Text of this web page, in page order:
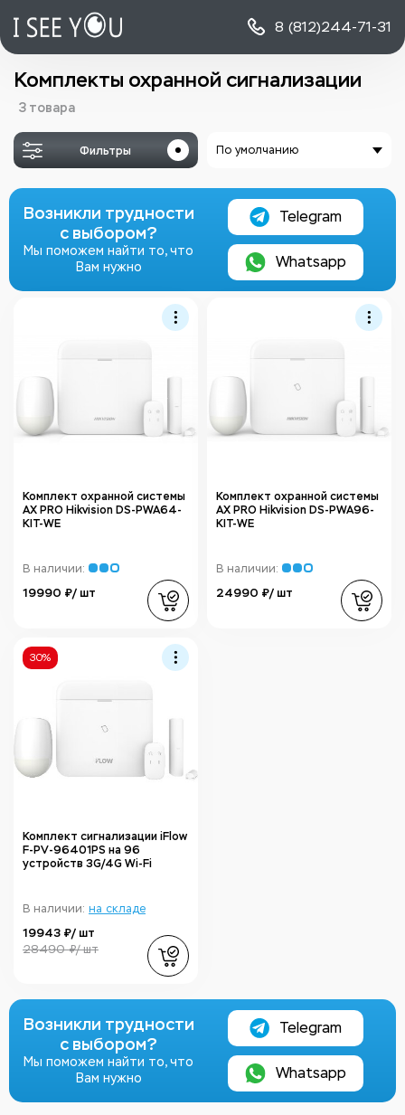
8 (812)244-71-31
Комплекты охранной сигнализации
3 товара
Фильтры По умолчанию
Возникли трудности
с выбором?
Мы поможем найти то, что
Вам нужно
Telegram
Whatsapp
Комплект охранной системы
AX PRO Hikvision DS-PWA64-
KIT-WE
В наличии:
19990 ₽/ шт
Комплект охранной системы
AX PRO Hikvision DS-PWA96-
KIT-WE
В наличии:
24990 ₽/ шт
30%
Комплект сигнализации iFlow
F-PV-96401PS на 96
устройств 3G/4G Wi-Fi
В наличии: на складе
19943 ₽/ шт
28490 ₽/ шт
Возникли трудности
с выбором?
Мы поможем найти то, что
Вам нужно
Telegram
Whatsapp